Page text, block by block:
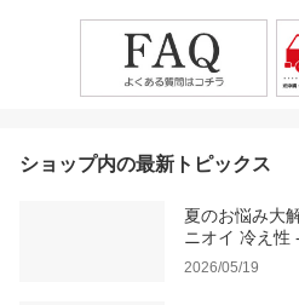
ショップ内の最新トピックス
夏のお悩み大
ニオイ 冷え性 -
2026/05/19